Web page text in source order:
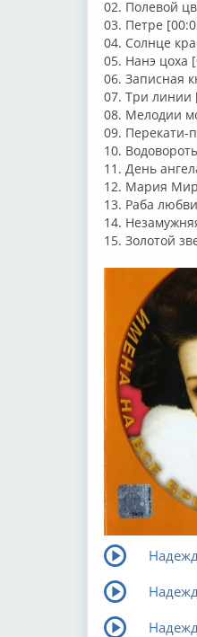
02. Полевой
03. Петре
04. Солнце
05. Нанэ цоха
06. Записная
07. Три линии
08. Мелодии
09. Перекати-
10.
11. День
12. Мария
13. Раба
14.
15. Золотой